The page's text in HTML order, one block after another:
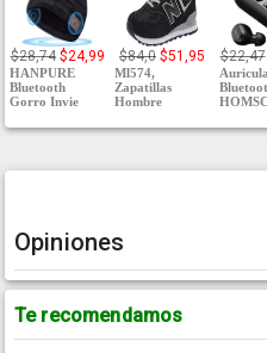
$28,74 $24,99
HANPURE
Bluetooth
Gorro Invie
$84,0 $51,95
Ml574,
Zapatillas
Hombre
$22,47
Opiniones
Te recomendamos